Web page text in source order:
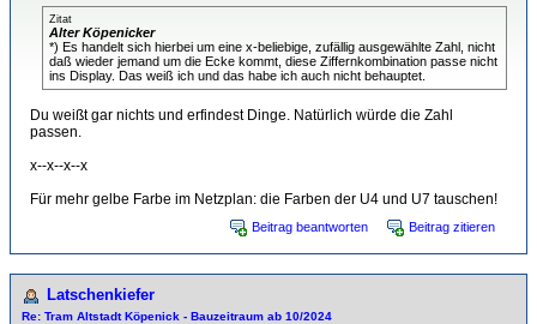
Zitat
Alter Köpenicker
*) Es handelt sich hierbei um eine x-beliebige, zufällig ausgewählte Zahl, nicht
daß wieder jemand um die Ecke kommt, diese Ziffernkombination passe nicht
ins Display. Das weiß ich und das habe ich auch nicht behauptet.
Du weißt gar nichts und erfindest Dinge. Natürlich würde die Zahl
passen.
x--x--x--x
Für mehr gelbe Farbe im Netzplan: die Farben der U4 und U7 tauschen!
Beitrag beantworten Beitrag zitieren
Latschenkiefer
Re: Tram Altstadt Köpenick - Bauzeitraum ab 10/2024